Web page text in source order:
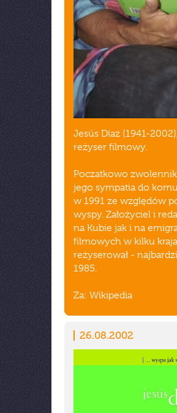
Jesús Díaz (1941-
reżyser filmowy.
Poczatkowo
jego sympatia do
w 1991 ze względów
wyspy. Założyciel i
na Kubie jak i na
filmowych w kilku
reżyserował -
1985.
Za: Wikipedia
26.08.2002